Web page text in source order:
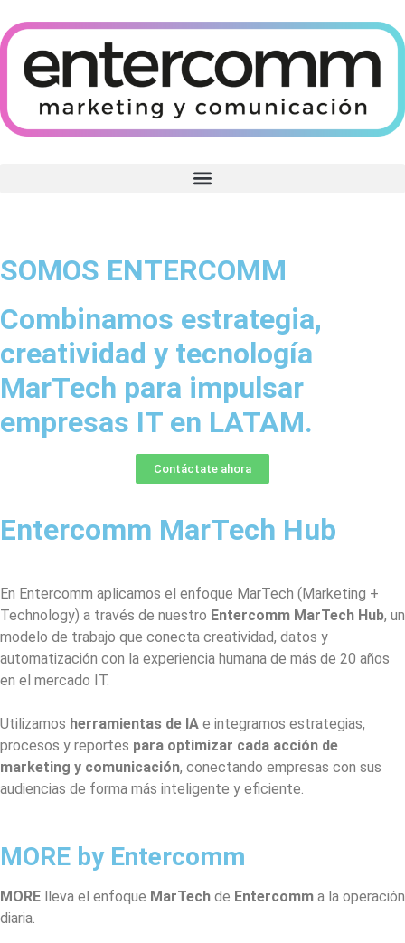
SOMOS ENTERCOMM
Combinamos estrategia,
creatividad y tecnología
MarTech para impulsar
empresas IT en LATAM.
Contáctate ahora
Entercomm MarTech Hub
En Entercomm aplicamos el enfoque MarTech (Marketing +
Technology) a través de nuestro Entercomm MarTech Hub, un
modelo de trabajo que conecta creatividad, datos y
automatización con la experiencia humana de más de 20 años
en el mercado IT.
Utilizamos herramientas de IA e integramos estrategias,
procesos y reportes para optimizar cada acción de
marketing y comunicación, conectando empresas con sus
audiencias de forma más inteligente y eficiente.
MORE by Entercomm
MORE lleva el enfoque MarTech de Entercomm a la operación
diaria.